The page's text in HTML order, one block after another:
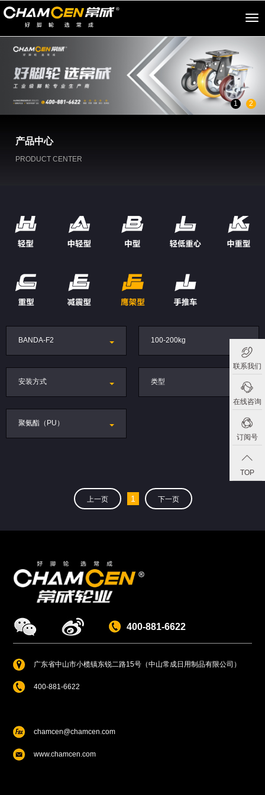
联系我们
在线咨询
订阅号
TOP
切
1 2
产品中心
PRODUCT CENTER
BANDA-F2 100-200kg
安装方式 类型
聚氨酯（PU）
上一页 1 下一页
400-881-6622
广东省中山市小榄镇东锐二路15号（中山常成日用制品有限公司）
400-881-6622
chamcen@chamcen.com
www.chamcen.com